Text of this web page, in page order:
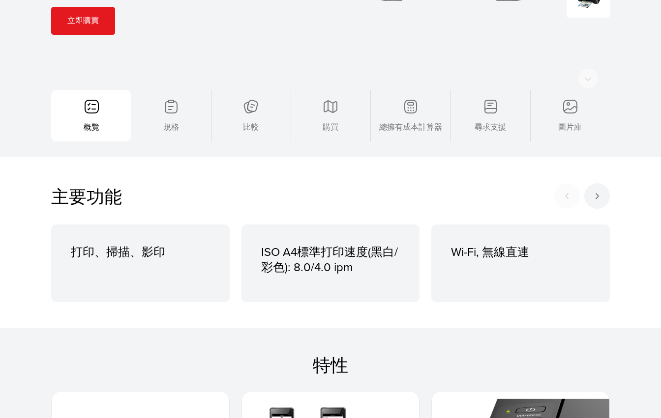
立即購買
概覽 規格 比較 購買 總擁有成本計算器 尋求支援 圖片庫
主要功能
打印、掃描、影印
ISO A4標準打印速度(黑白/
彩色): 8.0/4.0 ipm
Wi-Fi, 無線直連
特性